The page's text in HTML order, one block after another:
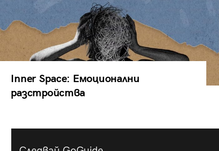
Inner Space: Емоционални
разстройства